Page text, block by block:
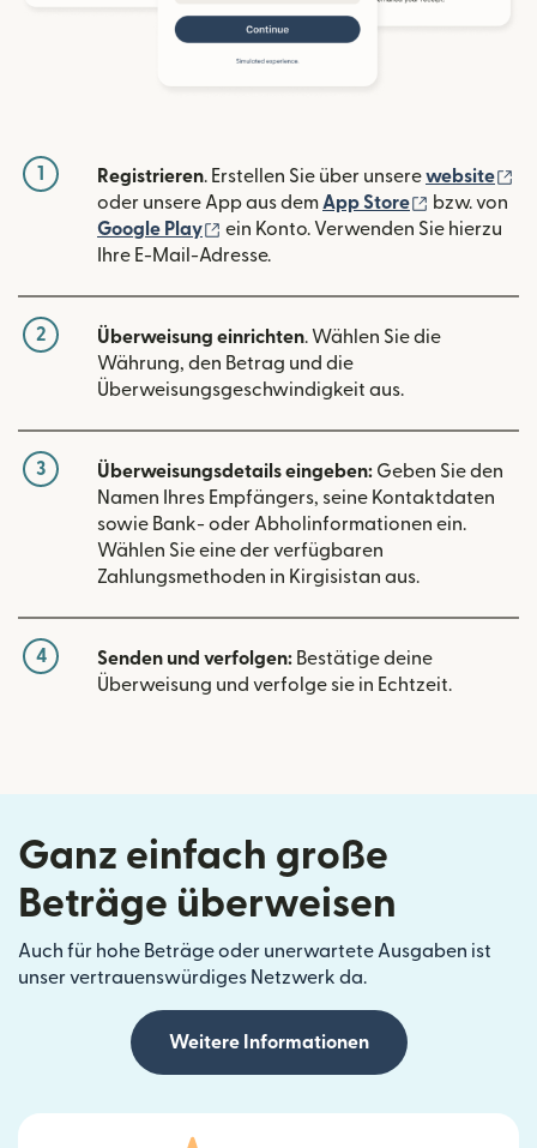
1 Registrieren. Erstellen Sie über unserewebsite
oder unsere App aus demApp Store (wird in
bzw. von
Google Play
(wird in einem neuen Fenster
ein Konto. Verwenden Sie hierzu
Ihre E-Mail-Adresse.
2 Überweisung einrichten. Wählen Sie die
Währung, den Betrag und die
Überweisungsgeschwindigkeit aus.
3 Überweisungsdetails eingeben: Geben Sie den
Namen Ihres Empfängers, seine Kontaktdaten
sowie Bank- oder Abholinformationen ein.
Wählen Sie eine der verfügbaren
Zahlungsmethoden in Kirgisistan aus.
4 Senden und verfolgen: Bestätige deine
Überweisung und verfolge sie in Echtzeit.
Ganz einfach große
Beträge überweisen
Auch für hohe Beträge oder unerwartete Ausgaben ist
unser vertrauenswürdiges Netzwerk da.
Weitere Informationen